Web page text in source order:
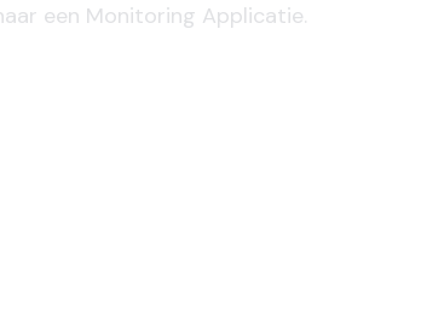
een Monitoring Applicatie.